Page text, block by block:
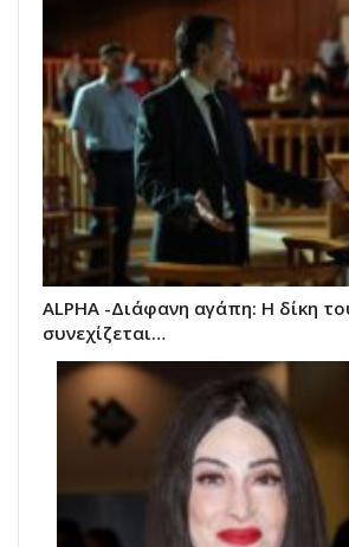
ALPHA -Διάφανη αγάπη: Η δίκη
συνεχίζεται…